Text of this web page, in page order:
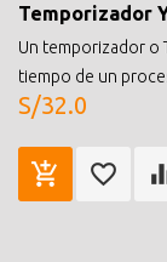
Temporizador
Un temporizador o
tiempo de un
S/32.0